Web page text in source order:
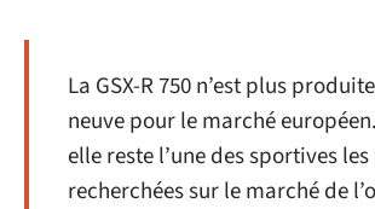
La GSX-R 750 n’est plus
neuve pour le marché
elle reste l’une des sportives
recherchées sur le marché de